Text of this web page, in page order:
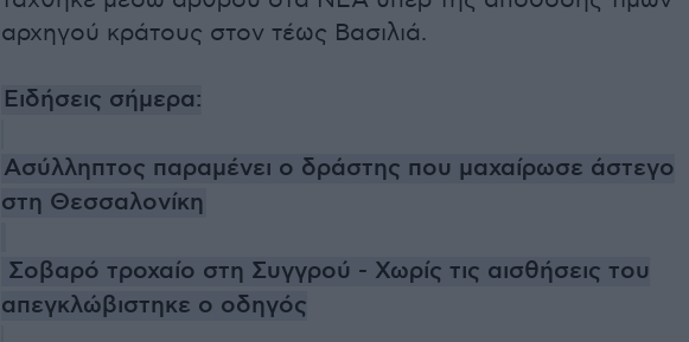
αρχηγού κράτους στον τέως Βασιλιά.
Ειδήσεις σήμερα:
Ασύλληπτος παραμένει ο δράστης που μαχαίρωσε άστεγο
στη Θεσσαλονίκη
Σοβαρό τροχαίο στη Συγγρού - Χωρίς τις αισθήσεις του
απεγκλώβιστηκε ο οδηγός